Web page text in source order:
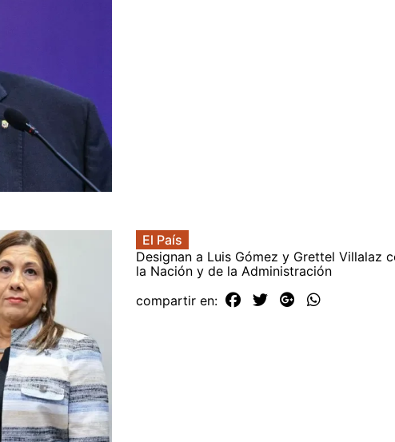
El País
Designan a Luis Gómez y Grettel Villalaz
la Nación y de la Administración
compartir en: